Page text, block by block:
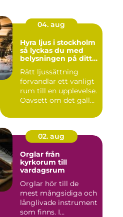
04. aug
Hyra ljus i stockholm
så lyckas du med
belysningen på ditt
Rätt ljussättning
förvandlar ett vanligt
rum till en upplevelse.
Oavsett om det gäller
02. aug
Orglar från
kyrkorum till
vardagsrum
Orglar hör till de
mest mångsidiga och
långlivade instrument
som finns. I